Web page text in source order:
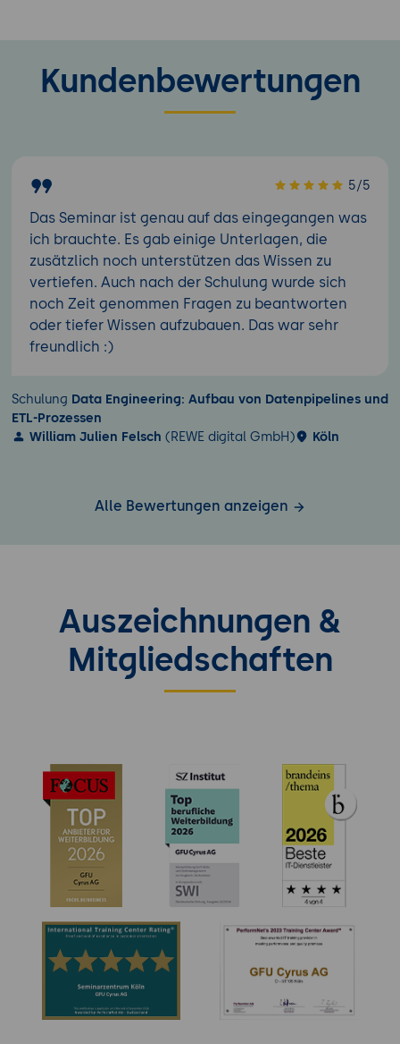
Kundenbewertungen
5/5
Das Seminar ist genau auf das eingegangen was
ich brauchte. Es gab einige Unterlagen, die
zusätzlich noch unterstützen das Wissen zu
vertiefen. Auch nach der Schulung wurde sich
noch Zeit genommen Fragen zu beantworten
oder tiefer Wissen aufzubauen. Das war sehr
freundlich :)
Schulung Data Engineering: Aufbau von Datenpipelines und
ETL-Prozessen
William Julien Felsch (REWE digital GmbH) Köln
Alle Bewertungen anzeigen
Auszeichnungen &
Mitgliedschaften